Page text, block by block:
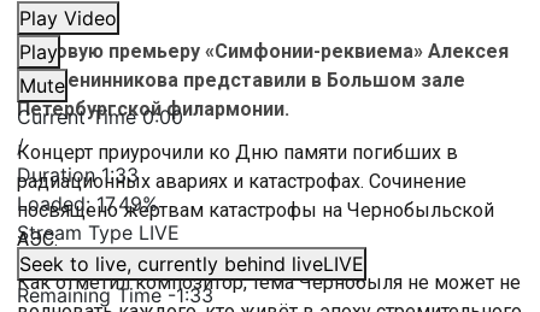
Play Video
Play
Mute
Current Time0:00
/
Duration1:33
Loaded:17.49%
Stream Type LIVE
Seek to live, currently behind liveLIVE
Remaining Time-1:33
Мировую премьеру «Симфонии-реквиема» Алексея
Крашенинникова представили в Большом зале
Петербургской филармонии.
Концерт приурочили ко Дню памяти погибших в
радиационных авариях и катастрофах. Сочинение
посвящено жертвам катастрофы на Чернобыльской
АЭС.
Как отметил композитор, тема Чернобыля не может не